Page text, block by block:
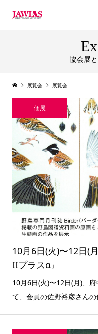
協会展
展覧会 展覧会
個展
10月6日(火)〜12日(
IIプラスα』
10月6日(火)〜12日(月)、
て、会員の佐野裕彦さん